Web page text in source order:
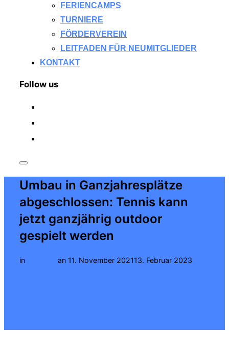
FERIENCAMPS
TURNIERE
FÖRDERVEREIN
LEITFADEN FÜR NEUMITGLIEDER
KONTAKT
Follow us
Seitenleiste
Navigation
umschalten
Umbau in Ganzjahresplätze
abgeschlossen: Tennis kann
jetzt ganzjährig outdoor
gespielt werden
in an Veröffentlicht
11. November 202113. Februar 2023